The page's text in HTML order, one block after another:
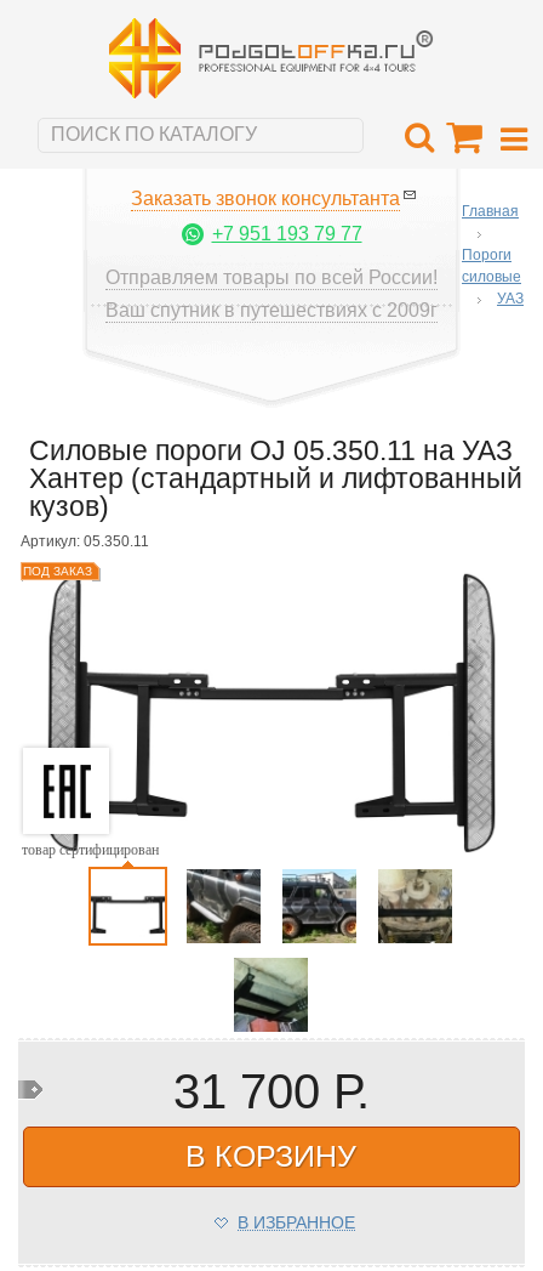
Заказать звонок консультанта
+7 951 193 79 77
Отправляем товары по всей России!
Ваш спутник в путешествиях с 2009г
Главная
Пороги
силовые
УАЗ
Силовые пороги OJ 05.350.11 на УАЗ
Хантер (стандартный и лифтованный
кузов)
Артикул: 05.350.11
ПОД ЗАКАЗ
товар сертифицирован
31 700 Р.
В КОРЗИНУ
В ИЗБРАННОЕ